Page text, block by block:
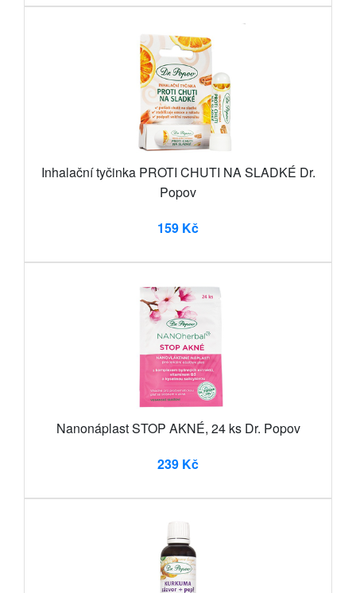
Inhalační tyčinka PROTI CHUTI NA SLADKÉ Dr.
Popov
159 Kč
Nanonáplast STOP AKNÉ, 24 ks Dr. Popov
239 Kč